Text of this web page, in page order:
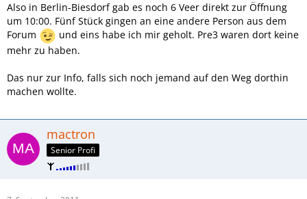
Also in Berlin-Biesdorf gab es noch 6 Veer direkt zur Öffnung
um 10:00. Fünf Stück gingen an eine andere Person aus dem
Forum
und eins habe ich mir geholt. Pre3 waren dort keine
mehr zu haben.
Das nur zur Info, falls sich noch jemand auf den Weg dorthin
machen wollte.
mactron
Senior Profi